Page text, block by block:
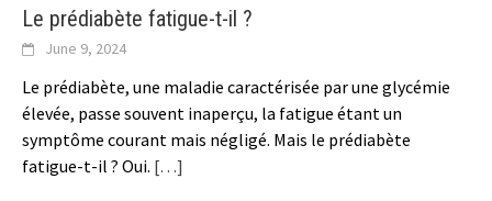
Le prédiabète fatigue-t-il ?
June 9, 2024
Le prédiabète, une maladie caractérisée par une glycémie
élevée, passe souvent inaperçu, la fatigue étant un
symptôme courant mais négligé. Mais le prédiabète
fatigue-t-il ? Oui. […]